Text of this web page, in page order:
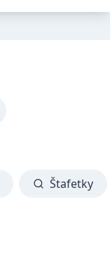
Štafetky